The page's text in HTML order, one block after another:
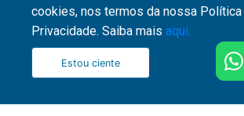
51 3287 1800
cookies, nos termos da nossa
Privacidade. Saiba mais aqui.
Estou ciente